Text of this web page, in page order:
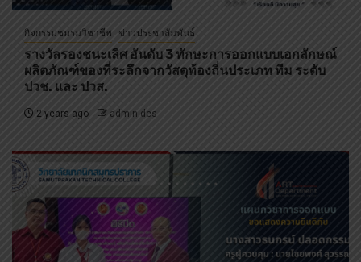
กิจกรรมชมรมวิชาชีพ ข่าวประชาสัมพันธ์
รางวัลรองชนะเลิศ อันดับ 3 ทักษะการออกแบบเอกลักษณ์
ผลิตภัณฑ์ของที่ระลึกจากวัสดุท้องถิ่นประเภท ทีม ระดับ
ปวช. และ ปวส.
2 years ago admin-des